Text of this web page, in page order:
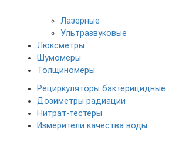
Лазерные
Ультразвуковые
Люксметры
Шумомеры
Толщиномеры
Рециркуляторы бактерицидные
Дозиметры радиации
Нитрат-тестеры
Измерители качества воды